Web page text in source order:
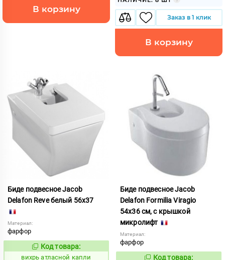
В корзину
Заказ в 1 клик
В корзину
Биде подвесное Jacob
Delafon Reve белый 56х37
Материал:
фарфор
Код:
171162
Код товара:
вихрь атласной капли
Биде подвесное Jacob
Delafon Formilia Viragio
54х36 см, с крышкой
микролифт
Материал:
фарфор
Код товара: